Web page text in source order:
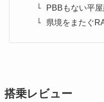
PBBもない平
県境をまたぐ
搭乗レビュー